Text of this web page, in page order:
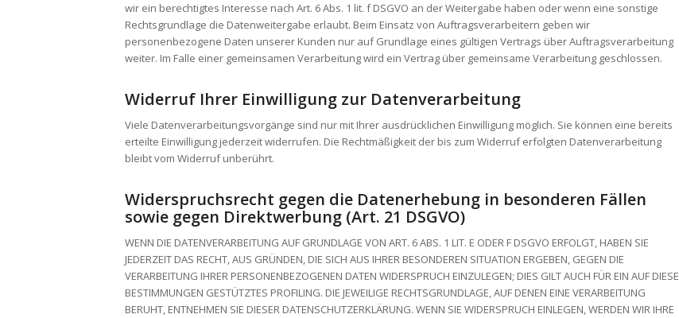
wir ein berechtigtes Interesse nach Art. 6 Abs. 1 lit. f DSGVO an der Weitergabe haben oder wenn eine sonstige
Rechtsgrundlage die Datenweitergabe erlaubt. Beim Einsatz von Auftragsverarbeitern geben wir
personenbezogene Daten unserer Kunden nur auf Grundlage eines gültigen Vertrags über Auftragsverarbeitung
weiter. Im Falle einer gemeinsamen Verarbeitung wird ein Vertrag über gemeinsame Verarbeitung geschlossen.
Widerruf Ihrer Einwilligung zur Datenverarbeitung
Viele Datenverarbeitungsvorgänge sind nur mit Ihrer ausdrücklichen Einwilligung möglich. Sie können eine bereits
erteilte Einwilligung jederzeit widerrufen. Die Rechtmäßigkeit der bis zum Widerruf erfolgten Datenverarbeitung
bleibt vom Widerruf unberührt.
Widerspruchsrecht gegen die Datenerhebung in besonderen Fällen
sowie gegen Direktwerbung (Art. 21 DSGVO)
WENN DIE DATENVERARBEITUNG AUF GRUNDLAGE VON ART. 6 ABS. 1 LIT. E ODER F DSGVO ERFOLGT, HABEN SIE
JEDERZEIT DAS RECHT, AUS GRÜNDEN, DIE SICH AUS IHRER BESONDEREN SITUATION ERGEBEN, GEGEN DIE
VERARBEITUNG IHRER PERSONENBEZOGENEN DATEN WIDERSPRUCH EINZULEGEN; DIES GILT AUCH FÜR EIN AUF DIESE
BESTIMMUNGEN GESTÜTZTES PROFILING. DIE JEWEILIGE RECHTSGRUNDLAGE, AUF DENEN EINE VERARBEITUNG
BERUHT, ENTNEHMEN SIE DIESER DATENSCHUTZERKLÄRUNG. WENN SIE WIDERSPRUCH EINLEGEN, WERDEN WIR IHRE